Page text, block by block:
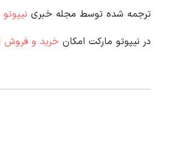
ترجمه شده توسط مجله خبری نیپوتو
در نیپوتو مارکت امکان خرید و فروش